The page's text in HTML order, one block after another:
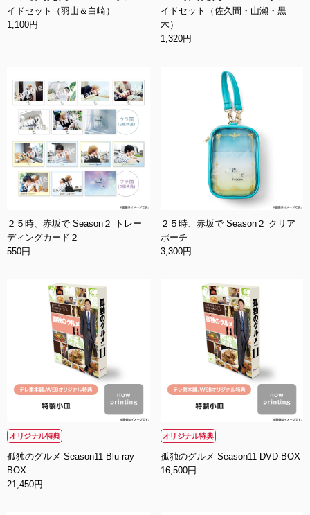
イドセット（羽山＆白崎）
1,100円
イドセット（佐久間・山瀬・黒
木）
1,320円
２５時、赤坂で Season２ トレー
ディングカード２
550円
２５時、赤坂で Season２ クリア
ポーチ
3,300円
オリジナル特典
孤独のグルメ Season11 Blu-ray
BOX
21,450円
オリジナル特典
孤独のグルメ Season11 DVD-BOX
16,500円